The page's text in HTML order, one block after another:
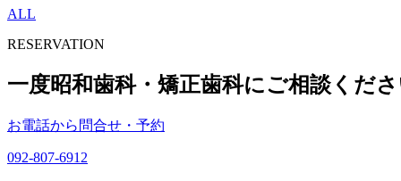
ALL
RESERVATION
一度昭和歯科・矯正歯科にご相談くだ
お電話から問合せ・予約
092-807-6912